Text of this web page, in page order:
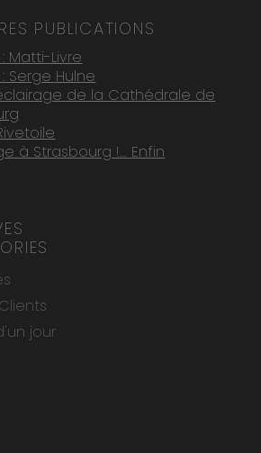
PUBLICATIONS
Matti-Livre
Serge Hulne
de la Cathédrale de
à Strasbourg !… Enfin
jour